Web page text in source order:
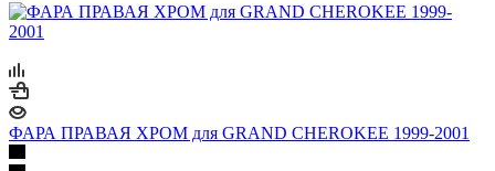
ФАРА ПРАВАЯ ХРОМ для GRAND CHEROKEE 1999-2001